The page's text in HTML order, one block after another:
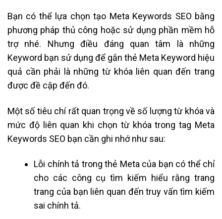
Bạn có thể lựa chọn tạo Meta Keywords SEO bằng
phương pháp thủ công hoặc sử dụng phần mềm hỗ
trợ nhé. Nhưng điều đáng quan tâm là những
Keyword bạn sử dụng để gắn thẻ Meta Keyword hiệu
quả cần phải là những từ khóa liên quan đến trang
được đề cập đến đó.
Một số tiêu chí rất quan trọng về số lượng từ khóa và
mức độ liên quan khi chọn từ khóa trong tag Meta
Keywords SEO bạn cần ghi nhớ như sau:
Lỗi chính tả trong thẻ Meta của bạn có thể chỉ
cho các công cụ tìm kiếm hiểu rằng trang
trang của bạn liên quan đến truy vấn tìm kiếm
sai chính tả.